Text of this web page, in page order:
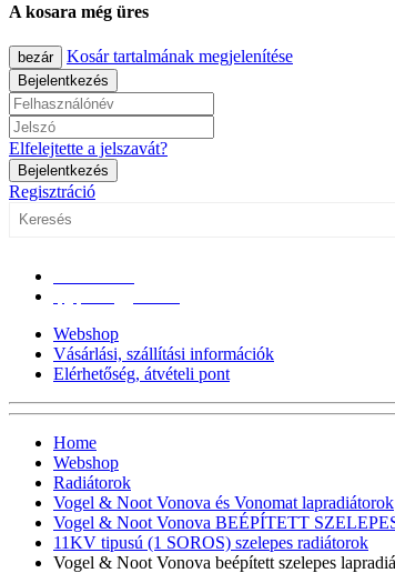
A kosara még üres
bezár Kosár tartalmának megjelenítése
Bejelentkezés
Elfelejtette a jelszavát?
Bejelentkezés
Regisztráció
Webshop
Vásárlási, szállítási információk
Elérhetőség, átvételi pont
Home
Webshop
Radiátorok
Vogel & Noot Vonova és Vonomat lapradiátorok
Vogel & Noot Vonova BEÉPÍTETT
11KV tipusú (1 SOROS) szelepes radiátorok
Vogel & Noot Vonova beépített szelepes